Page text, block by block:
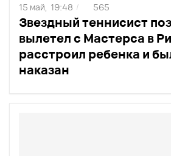
Звездный теннисист
вылетел с Мастерса в
расстроил ребенка и
наказан
15 май, 19:48 / 565